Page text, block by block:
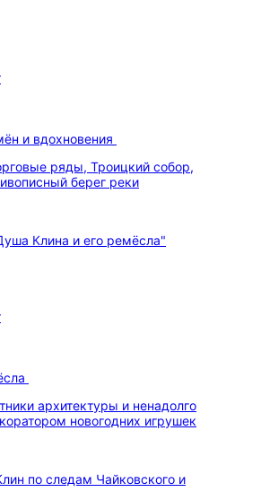
и вдохновения
ряды, Троицкий собор,
берег реки
архитектуры и ненадолго
новогодних игрушек